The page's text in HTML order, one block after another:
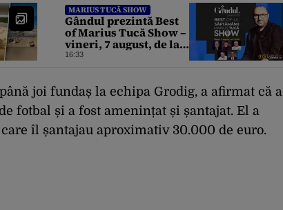
MARIUS TUCĂ SHOW
Gândul prezintă Best
of Marius Tucă Show –
vineri, 7 august, de la
ora 19:00
16:33
joi fundaș la echipa Grodig, a afirmat că a
fotbal și a fost amenințat și șantajat. El a
îl șantajau aproximativ 30.000 de euro.